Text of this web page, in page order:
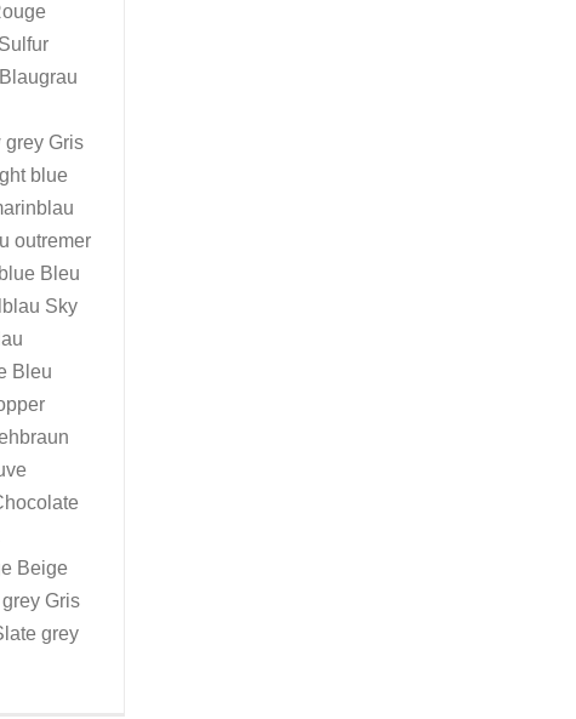
grey Gris
blue
outremer
Bleu
Sky
Bleu
Beige
Gris
grey